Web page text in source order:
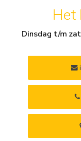
Het
Dinsdag t/m